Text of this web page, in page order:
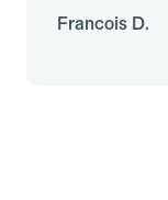
Francois D.